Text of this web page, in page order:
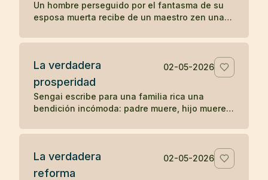
Un hombre perseguido por el fantasma de su
esposa muerta recibe de un maestro zen una
La verdadera
prosperidad
02-05-2026
Sengai escribe para una familia rica una
bendición incómoda: padre muere, hijo muere,
prosperidad.
La verdadera
reforma
02-05-2026